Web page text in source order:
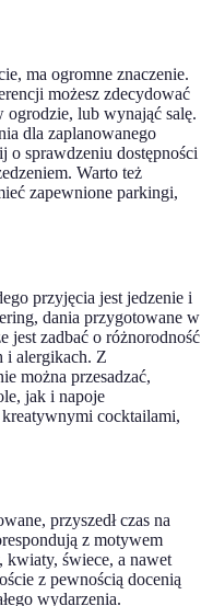
ma ogromne znaczenie.
możesz zdecydować
ogrodzie, lub wynająć salę.
dla zaplanowanego
sprawdzeniu dostępności
Warto też
zapewnione parkingi,
przyjęcia jest jedzenie i
dania przygotowane w
jest zadbać o różnorodność
i alergikach. Z
można przesadzać,
jak i napoje
cocktailami,
przyszedł czas na
z motywem
kwiaty, świece, a nawet
z pewnością docenią
wydarzenia.